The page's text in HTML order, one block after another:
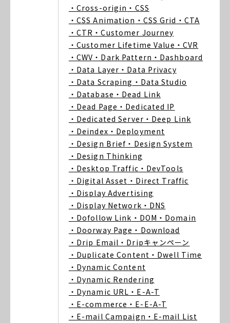
・Cross-origin ・CSS
・CSS Animation ・CSS Grid ・CTA
・CTR ・Customer Journey
・Customer Lifetime Value ・CVR
・CWV ・Dark Pattern ・Dashboard
・Data Layer ・Data Privacy
・Data Scraping ・Data Studio
・Database ・Dead Link
・Dead Page ・Dedicated IP
・Dedicated Server ・Deep Link
・Deindex ・Deployment
・Design Brief ・Design System
・Design Thinking
・Desktop Traffic ・DevTools
・Digital Asset ・Direct Traffic
・Display Advertising
・Display Network ・DNS
・Dofollow Link ・DOM ・Domain
・Doorway Page ・Download
・Drip Email ・Dripキャンペーン
・Duplicate Content ・Dwell Time
・Dynamic Content
・Dynamic Rendering
・Dynamic URL ・E-A-T
・E-commerce ・E-E-A-T
・E-mail Campaign ・E-mail List